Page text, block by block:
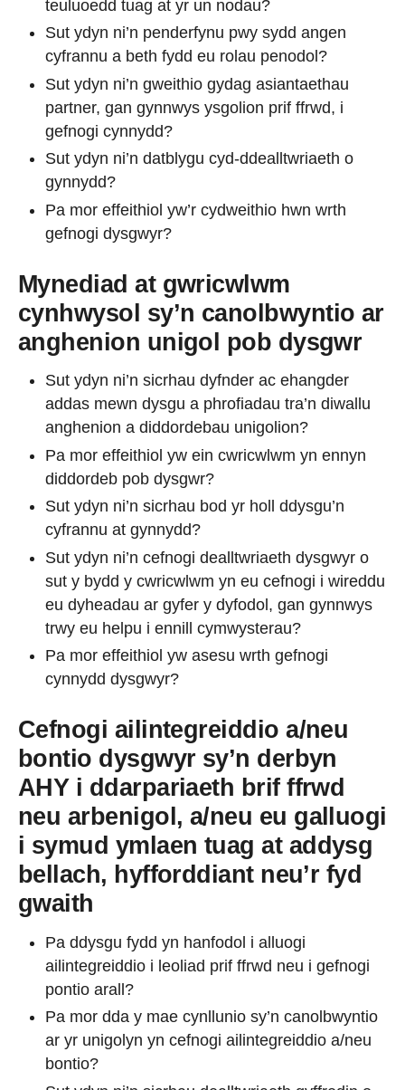
teuluoedd tuag at yr un nodau?
Sut ydyn ni’n penderfynu pwy sydd angen
cyfrannu a beth fydd eu rolau penodol?
Sut ydyn ni’n gweithio gydag asiantaethau
partner, gan gynnwys ysgolion prif ffrwd, i
gefnogi cynnydd?
Sut ydyn ni’n datblygu cyd-ddealltwriaeth o
gynnydd?
Pa mor effeithiol yw’r cydweithio hwn wrth
gefnogi dysgwyr?
Mynediad at gwricwlwm
cynhwysol sy’n canolbwyntio ar
anghenion unigol pob dysgwr
Sut ydyn ni’n sicrhau dyfnder ac ehangder
addas mewn dysgu a phrofiadau tra’n diwallu
anghenion a diddordebau unigolion?
Pa mor effeithiol yw ein cwricwlwm yn ennyn
diddordeb pob dysgwr?
Sut ydyn ni’n sicrhau bod yr holl ddysgu’n
cyfrannu at gynnydd?
Sut ydyn ni’n cefnogi dealltwriaeth dysgwyr o
sut y bydd y cwricwlwm yn eu cefnogi i wireddu
eu dyheadau ar gyfer y dyfodol, gan gynnwys
trwy eu helpu i ennill cymwysterau?
Pa mor effeithiol yw asesu wrth gefnogi
cynnydd dysgwyr?
Cefnogi ailintegreiddio a/neu
bontio dysgwyr sy’n derbyn
AHY i ddarpariaeth brif ffrwd
neu arbenigol, a/neu eu galluogi
i symud ymlaen tuag at addysg
bellach, hyfforddiant neu’r fyd
gwaith
Pa ddysgu fydd yn hanfodol i alluogi
ailintegreiddio i leoliad prif ffrwd neu i gefnogi
pontio arall?
Pa mor dda y mae cynllunio sy’n canolbwyntio
ar yr unigolyn yn cefnogi ailintegreiddio a/neu
bontio?